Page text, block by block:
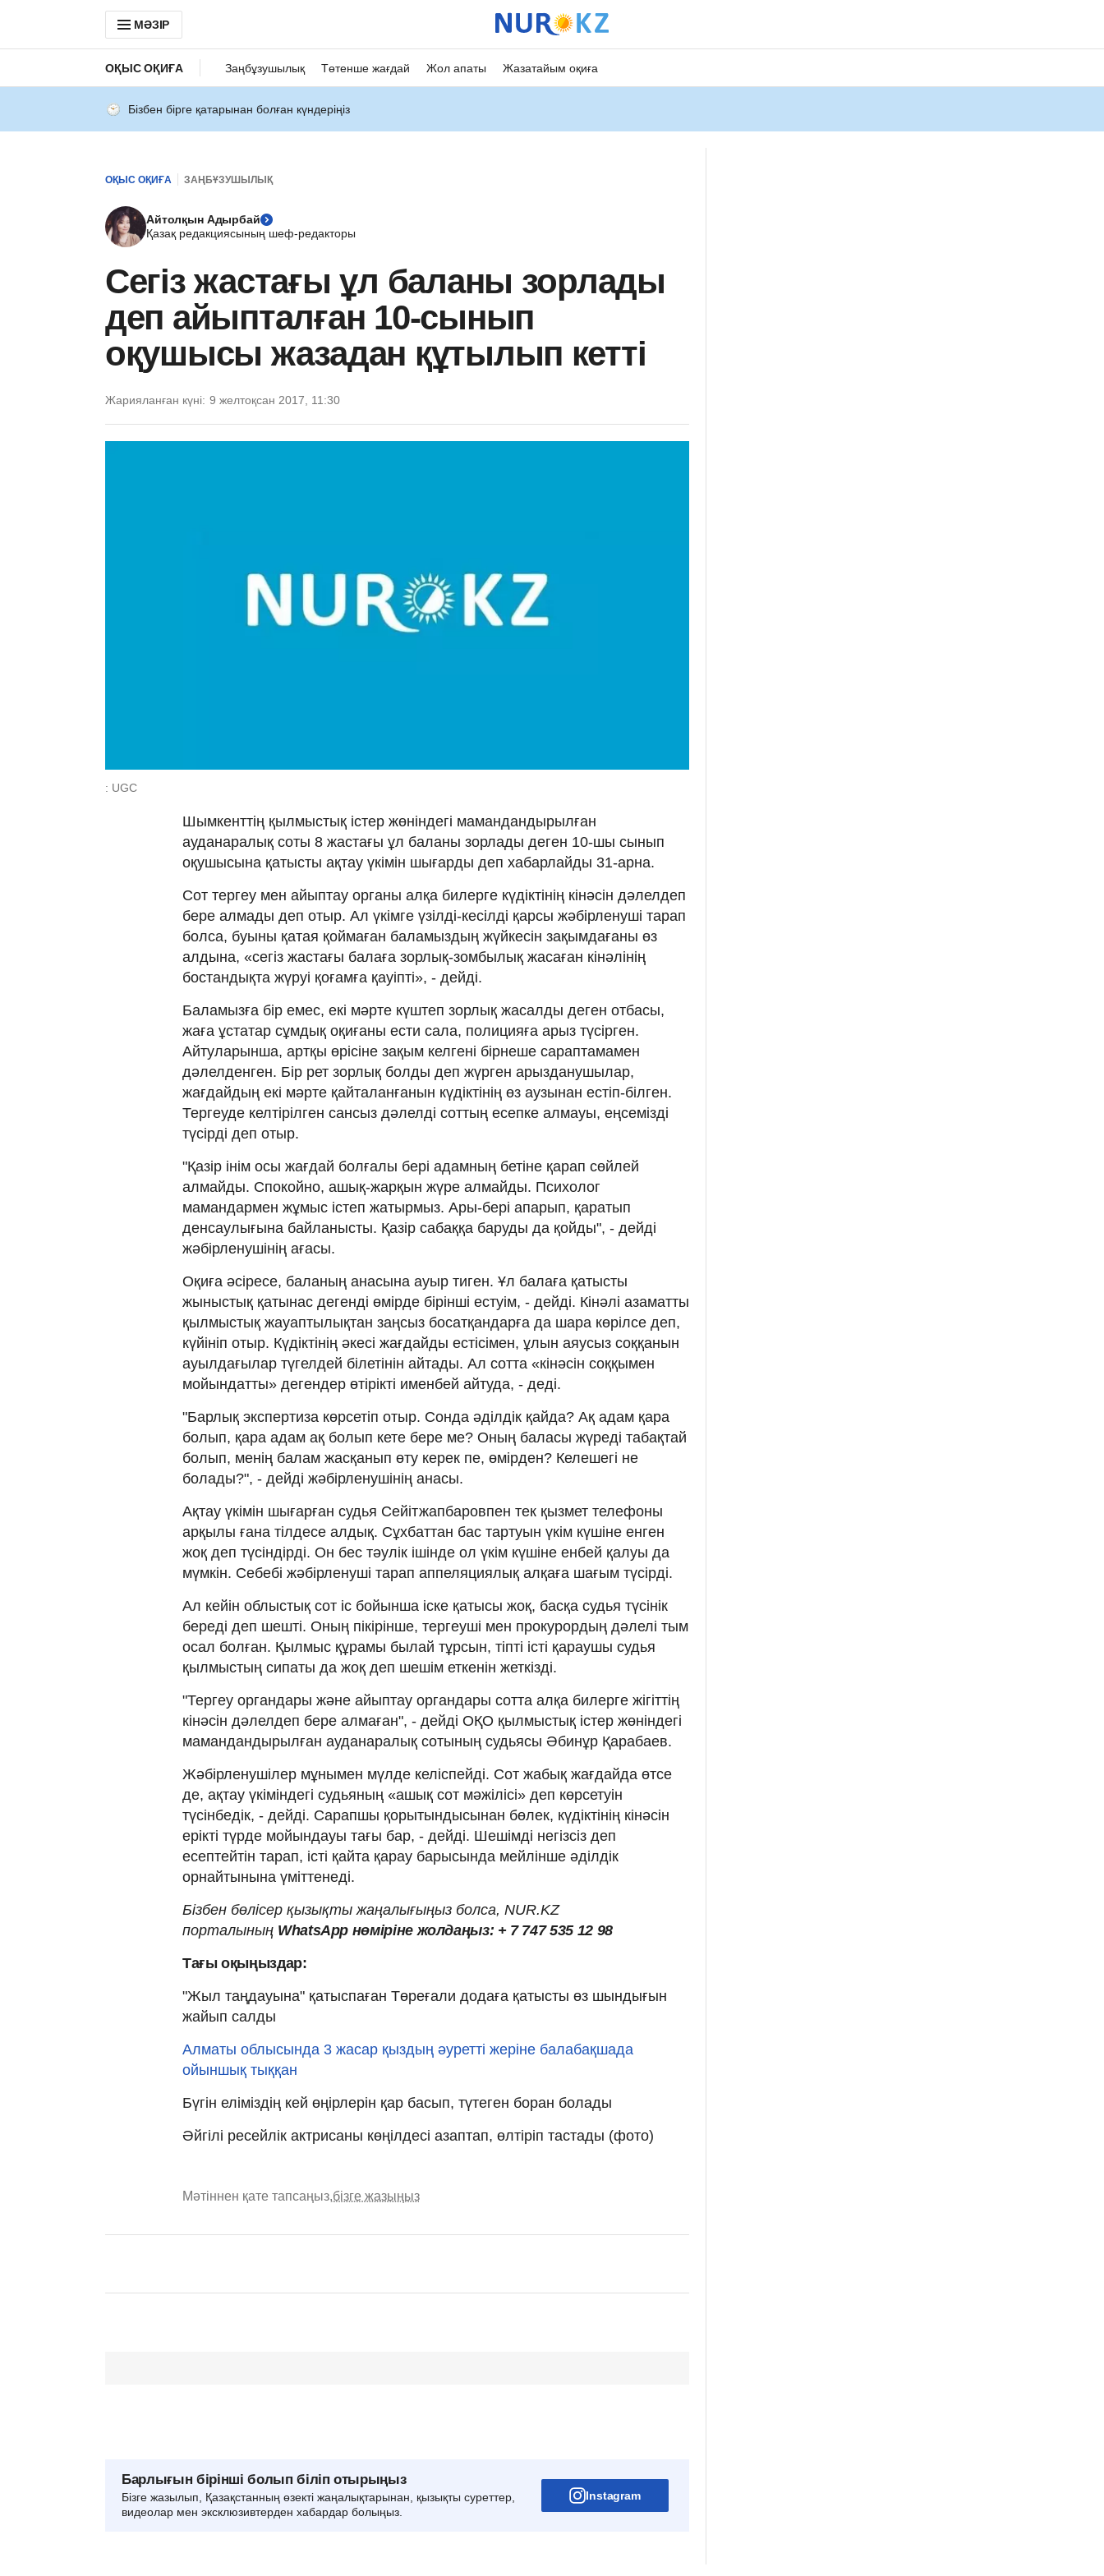
МӘЗІР
ОҚЫС ОҚИҒА Заңбұзушылық Төтенше жағдай Жол апаты Жазатайым оқиға
Бізбен бірге қатарынан болған күндеріңіз
ОҚЫС ОҚИҒА ЗАҢБҰЗУШЫЛЫҚ
Айтолқын Адырбай
Қазақ редакциясының шеф-редакторы
Сегіз жастағы ұл баланы зорлады
деп айыпталған 10-сынып
оқушысы жазадан құтылып кетті
Жарияланған күні: 9 желтоқсан 2017, 11:30
: UGC
Шымкенттің қылмыстық істер жөніндегі мамандандырылған
ауданаралық соты 8 жастағы ұл баланы зорлады деген 10-шы сынып
оқушысына қатысты ақтау үкімін шығарды деп хабарлайды 31-арна.
Сот тергеу мен айыптау органы алқа билерге күдіктінің кінәсін дәлелдеп
бере алмады деп отыр. Ал үкімге үзілді-кесілді қарсы жәбірленуші тарап
болса, буыны қатая қоймаған баламыздың жүйкесін зақымдағаны өз
алдына, «сегіз жастағы балаға зорлық-зомбылық жасаған кінәлінің
бостандықта жүруі қоғамға қауіпті», - дейді.
Баламызға бір емес, екі мәрте күштеп зорлық жасалды деген отбасы,
жаға ұстатар сұмдық оқиғаны ести сала, полицияға арыз түсірген.
Айтуларынша, артқы өрісіне зақым келгені бірнеше сараптамамен
дәлелденген. Бір рет зорлық болды деп жүрген арызданушылар,
жағдайдың екі мәрте қайталанғанын күдіктінің өз аузынан естіп-білген.
Тергеуде келтірілген сансыз дәлелді соттың есепке алмауы, еңсемізді
түсірді деп отыр.
"Қазір інім осы жағдай болғалы бері адамның бетіне қарап сөйлей
алмайды. Спокойно, ашық-жарқын жүре алмайды. Психолог
мамандармен жұмыс істеп жатырмыз. Ары-бері апарып, қаратып
денсаулығына байланысты. Қазір сабаққа баруды да қойды", - дейді
жәбірленушінің ағасы.
Оқиға әсіресе, баланың анасына ауыр тиген. Ұл балаға қатысты
жыныстық қатынас дегенді өмірде бірінші естуім, - дейді. Кінәлі азаматты
қылмыстық жауаптылықтан заңсыз босатқандарға да шара көрілсе деп,
күйініп отыр. Күдіктінің әкесі жағдайды естісімен, ұлын аяусыз соққанын
ауылдағылар түгелдей білетінін айтады. Ал сотта «кінәсін соққымен
мойындатты» дегендер өтірікті именбей айтуда, - деді.
"Барлық экспертиза көрсетіп отыр. Сонда әділдік қайда? Ақ адам қара
болып, қара адам ақ болып кете бере ме? Оның баласы жүреді табақтай
болып, менің балам жасқанып өту керек пе, өмірден? Келешегі не
болады?", - дейді жәбірленушінің анасы.
Ақтау үкімін шығарған судья Сейітжапбаровпен тек қызмет телефоны
арқылы ғана тілдесе алдық. Сұхбаттан бас тартуын үкім күшіне енген
жоқ деп түсіндірді. Он бес тәулік ішінде ол үкім күшіне енбей қалуы да
мүмкін. Себебі жәбірленуші тарап аппеляциялық алқаға шағым түсірді.
Ал кейін облыстық сот іс бойынша іске қатысы жоқ, басқа судья түсінік
береді деп шешті. Оның пікірінше, тергеуші мен прокурордың дәлелі тым
осал болған. Қылмыс құрамы былай тұрсын, тіпті істі қараушы судья
қылмыстың сипаты да жоқ деп шешім еткенін жеткізді.
"Тергеу органдары және айыптау органдары сотта алқа билерге жігіттің
кінәсін дәлелдеп бере алмаған", - дейді ОҚО қылмыстық істер жөніндегі
мамандандырылған ауданаралық сотының судьясы Әбинұр Қарабаев.
Жәбірленушілер мұнымен мүлде келіспейді. Сот жабық жағдайда өтсе
де, ақтау үкіміндегі судьяның «ашық сот мәжілісі» деп көрсетуін
түсінбедік, - дейді. Сарапшы қорытындысынан бөлек, күдіктінің кінәсін
ерікті түрде мойындауы тағы бар, - дейді. Шешімді негізсіз деп
есептейтін тарап, істі қайта қарау барысында мейлінше әділдік
орнайтынына үміттенеді.
Бізбен бөлісер қызықты жаңалығыңыз болса, NUR.KZ
порталының WhatsApp нөміріне жолдаңыз: + 7 747 535 12 98
Тағы оқыңыздар:
"Жыл таңдауына" қатыспаған Төреғали додаға қатысты өз шындығын
жайып салды
Алматы облысында 3 жасар қыздың әуретті жеріне балабақшада
ойыншық тыққан
Бүгін еліміздің кей өңірлерін қар басып, түтеген боран болады
Әйгілі ресейлік актрисаны көңілдесі азаптап, өлтіріп тастады (фото)
Мәтіннен қате тапсаңыз,бізге жазыңыз
Барлығын бірінші болып біліп отырыңыз
Бізге жазылып, Қазақстанның өзекті жаңалықтарынан, қызықты суреттер,
видеолар мен эксклюзивтерден хабардар болыңыз.
Instagram